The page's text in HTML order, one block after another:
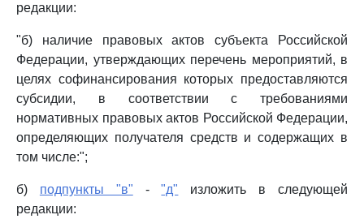
редакции:
"б) наличие правовых актов субъекта Российской
Федерации, утверждающих перечень мероприятий, в
целях софинансирования которых предоставляются
субсидии, в соответствии с требованиями
нормативных правовых актов Российской Федерации,
определяющих получателя средств и содержащих в
том числе:";
б) подпункты "в" -"д" изложить в следующей
редакции: